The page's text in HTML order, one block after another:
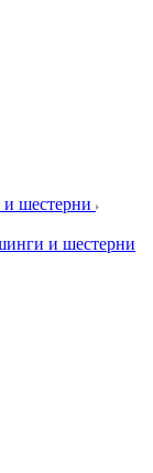
шестерни
и шестерни